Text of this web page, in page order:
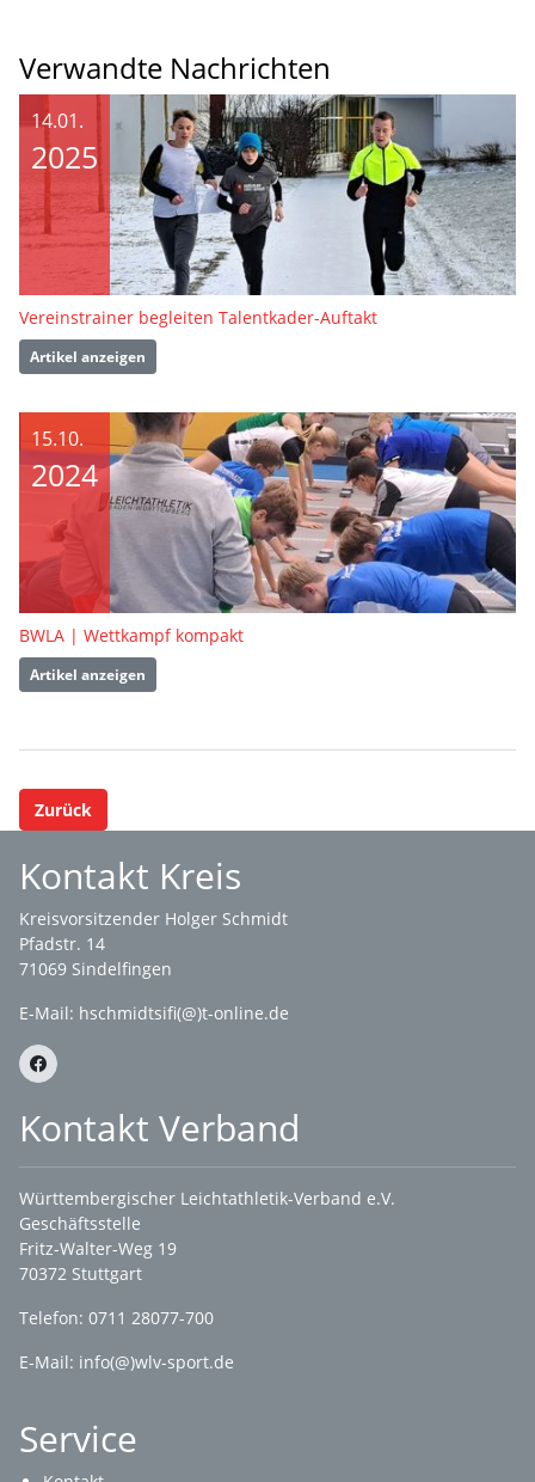
Verwandte Nachrichten
14.01.
2025
Vereinstrainer begleiten Talentkader-Auftakt
Artikel anzeigen
15.10.
2024
BWLA | Wettkampf kompakt
Artikel anzeigen
Zurück
Kontakt Kreis
Kreisvorsitzender Holger Schmidt
Pfadstr. 14
71069 Sindelfingen
E-Mail: hschmidtsifi(@)t-online.de
Kontakt Verband
Württembergischer Leichtathletik-Verband e.V.
Geschäftsstelle
Fritz-Walter-Weg 19
70372 Stuttgart
Telefon: 0711 28077-700
E-Mail: info(@)wlv-sport.de
Service